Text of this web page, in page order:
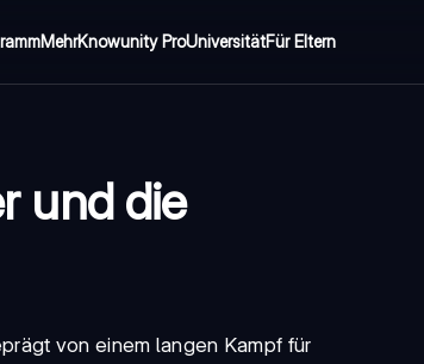
MehrKnowunity ProUniversitätFür Eltern
und die
von einem langen Kampf für